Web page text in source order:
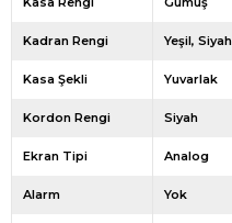
Kadran Rengi Yeşil Siyah
Kasa Şekli Yuvarlak
Kordon Rengi Siyah
Ekran Tipi Analog
Alarm Yok